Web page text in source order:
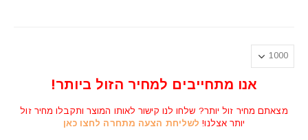
אנו מתחייבים למחיר הזול ביותר!
מצאתם מחיר זול יותר? שלחו לנו קישור לאותו המוצר ותקבלו מחיר זול
יותר אצלנו! לשליחת הצעה מתחרה לחצו כאן